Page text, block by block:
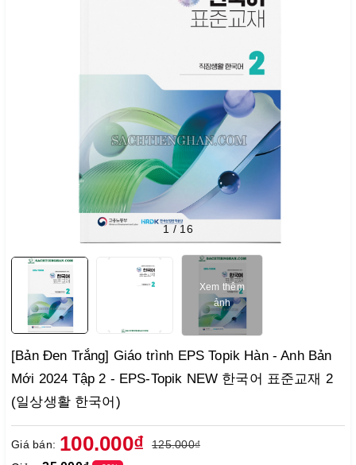
1/16
Xem thêm
ảnh
[Bản Đen Trắng] Giáo trình EPS Topik Hàn - Anh Bản
Mới 2024 Tập 2 - EPS-Topik NEW 한국어 표준교재 2
(일상생활 한국어)
Giá bán: 100.000₫
125.000₫